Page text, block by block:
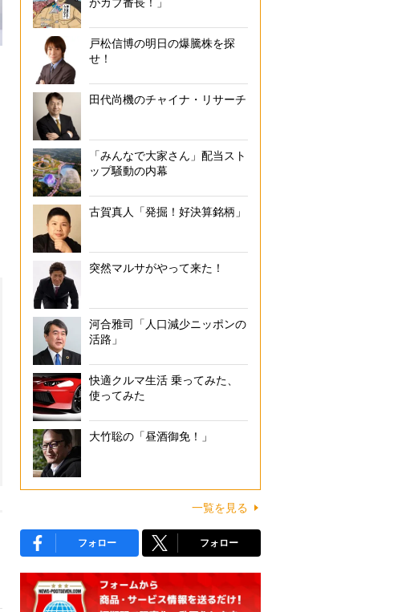
戸松信博の明日の爆騰株を探
せ！
田代尚機のチャイナ・リサーチ
「みんなで大家さん」配当スト
ップ騒動の内幕
古賀真人「発掘！好決算銘柄」
突然マルサがやって来た！
河合雅司「人口減少ニッポンの
活路」
快適クルマ生活 乗ってみた、
使ってみた
大竹聡の「昼酒御免！」
一覧を見る
フォロー フォロー